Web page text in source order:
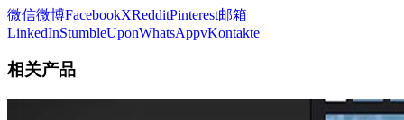
微信微博FacebookXRedditPinterest邮箱
LinkedInStumbleUponWhatsAppvKontakte
相关产品